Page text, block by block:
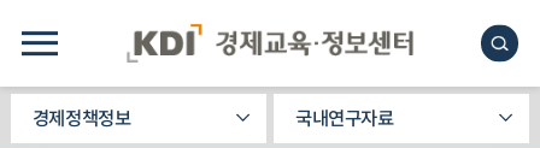
경제정책정보 국내연구자료